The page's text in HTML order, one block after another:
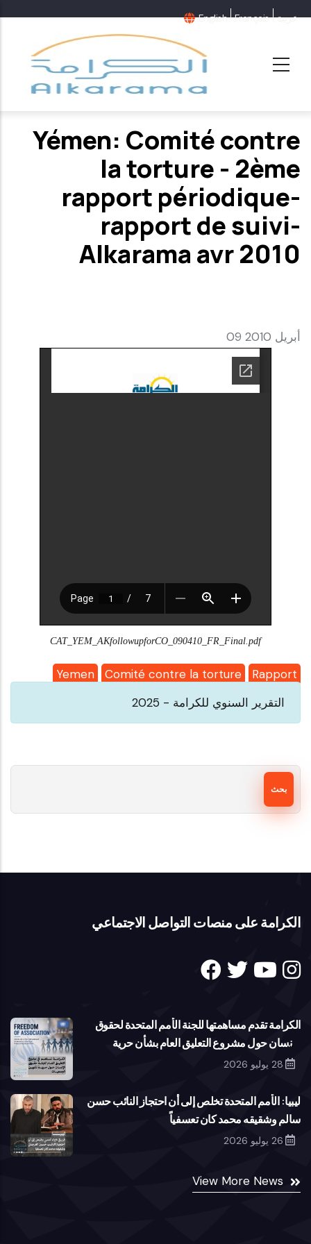
English Français عربية
Yémen: Comité contre
la torture - 2ème
rapport périodique-
rapport de suivi-
Alkarama avr 2010
09 أبريل 2010
CAT_YEM_AKfollowupforCO_090410_FR_Final.pdf
Yemen Comité contre la torture
Rapport
التقرير السنوي للكرامة - 2025
الكرامة على منصات التواصل الاجتماعي
الكرامة تقدم مساهمتها للجنة الأمم المتحدة لحقوق
الإنسان حول مشروع التعليق العام بشأن حرية
تكوين الجمعيات
28 يوليو 2026
ليبيا: الأمم المتحدة تخلص إلى أن احتجاز النائب حسن
سالم وشقيقه محمد كان تعسفياً
26 يوليو 2026
View More News